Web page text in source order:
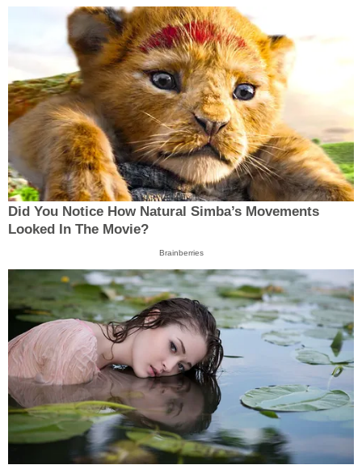
Did You Notice How Natural Simba’s Movements
Looked In The Movie?
Brainberries